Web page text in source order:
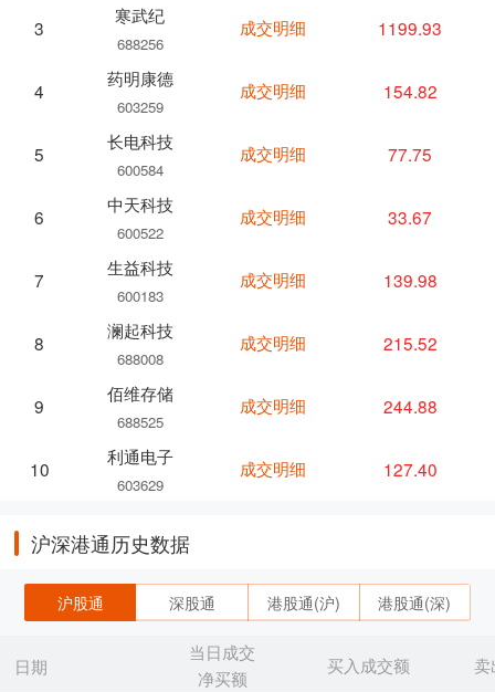
3
寒武纪
688256
4
药明康德
603259
5
长电科技
600584
6
中天科技
600522
7
生益科技
600183
8
澜起科技
688008
9
佰维存储
688525
10
利通电子
603629
成交明细 1199.93
成交明细 154.82
成交明细 77.75
成交明细 33.67
成交明细 139.98
成交明细 215.52
成交明细 244.88
成交明细 127.40
沪深港通历史数据
沪股通 深股通 港股通(沪) 港股通(深)
日期
当日成交
净买额
买入成交额 卖